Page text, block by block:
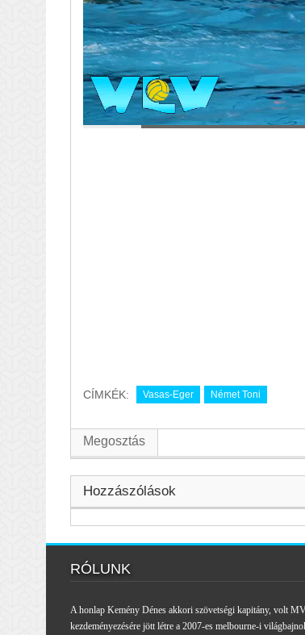
CÍMKÉK: Vasas-Eger Német Toni
Megosztás
Hozzászólások
RÓLUNK
A honlap Kemény Dénes akkori szövetségi kapitány, volt
kezdeményezésére jött létre a 2007-es melbourne-i